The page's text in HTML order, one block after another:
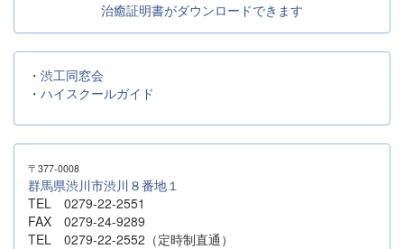
治癒証明書がダウンロードできます
・ 渋工同窓会
・ ハイスクールガイド
〒377-0008
群馬県渋川市渋川８番地１
TEL 0279-22-2551
FAX 0279-24-9289
TEL 0279-22-2552（定時制直通）